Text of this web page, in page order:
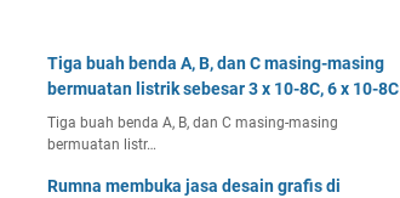
Tiga buah benda A, B, dan C masing-masing
bermuatan listrik sebesar 3 x 10-8C, 6 x 10-8C
Tiga buah benda A, B, dan C masing-masing
bermuatan listr…
Rumna membuka jasa desain grafis di